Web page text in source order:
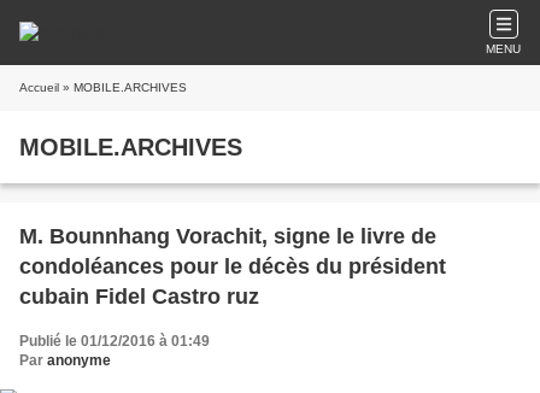
MENU
Accueil » MOBILE.ARCHIVES
MOBILE.ARCHIVES
M. Bounnhang Vorachit, signe le livre de
condoléances pour le décès du président
cubain Fidel Castro ruz
Publié le 01/12/2016 à 01:49
Par anonyme